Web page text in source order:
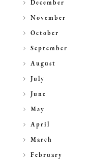
December
►
November
►
October
►
September
►
August
►
July
►
June
►
May
►
April
►
March
►
February